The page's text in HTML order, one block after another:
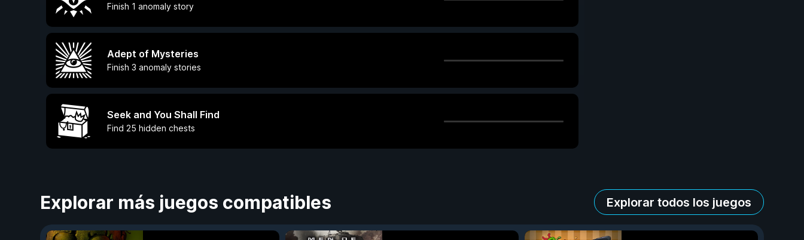
Finish 1 anomaly story
Adept of Mysteries
Finish 3 anomaly stories
Seek and You Shall Find
Find 25 hidden chests
Explorar más juegos compatibles Explorar todos los juegos